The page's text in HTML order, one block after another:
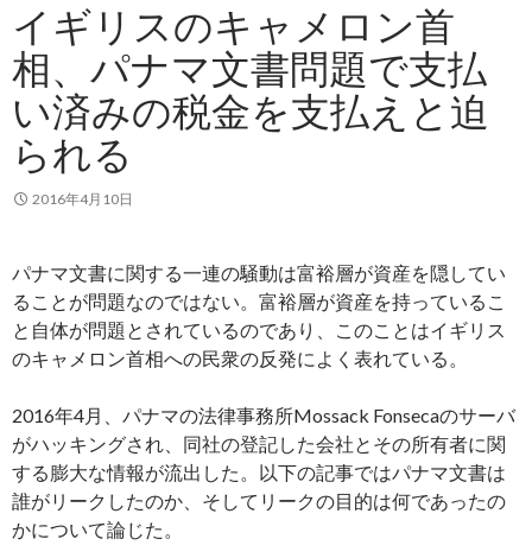
イギリスのキャメロン首
相、パナマ文書問題で支払
い済みの税金を支払えと迫
られる
2016年4月10日
パナマ文書に関する一連の騒動は富裕層が資産を隠してい
ることが問題なのではない。富裕層が資産を持っているこ
と自体が問題とされているのであり、このことはイギリス
のキャメロン首相への民衆の反発によく表れている。
2016年4月、パナマの法律事務所Mossack Fonsecaのサーバ
がハッキングされ、同社の登記した会社とその所有者に関
する膨大な情報が流出した。以下の記事ではパナマ文書は
誰がリークしたのか、そしてリークの目的は何であったの
かについて論じた。